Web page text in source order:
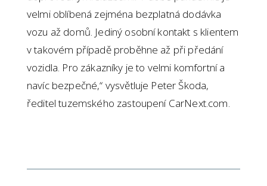
velmi oblíbená zejména bezplatná dodávka
vozu až domů. Jediný osobní kontakt s klientem
v takovém případě proběhne až při předání
vozidla. Pro zákazníky je to velmi komfortní a
navíc bezpečné,“ vysvětluje Peter Škoda,
ředitel tuzemského zastoupení CarNext.com.